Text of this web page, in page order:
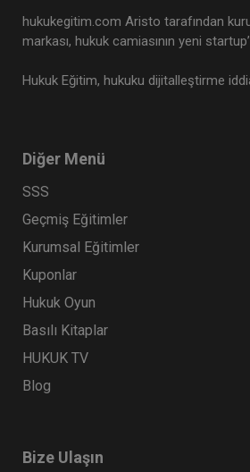
hukukegitim.com Aristo tarafından
markası, hukuk camiasının yeni
Hukuk Eğitim, hukuku dijitalleştirme
Diğer Menü
SSS
Geçmiş Eğitimler
Kurumsal Eğitimler
Kuponlar
Hukuk Oyun
Basılı Kitaplar
HUKUK TV
Blog
Bize Ulaşın